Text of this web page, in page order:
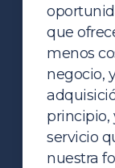
que
menos
negocio,
principio,
servicio
nuestra